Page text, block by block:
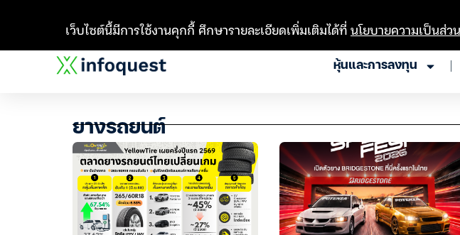
หุ้นและการลงทุน
ยางรถยนต์
เว็บไซต์นี้มีการใช้งานคุกกี้ ศึกษารายละเอียดเพิ่มเติมได้ที่นโยบายความเป็นส่ว